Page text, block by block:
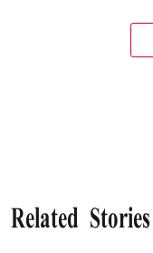
Related Stories